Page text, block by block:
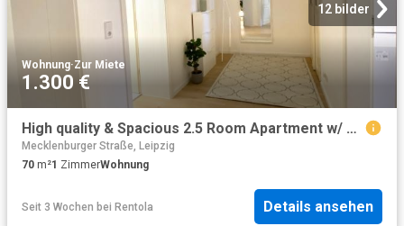
12 bilder
Wohnung·Zur Miete
1.300 €
High quality & Spacious 2.5 Room Apartment w/ Balcony – In Superior Location Near City, Culture & Nature, Leipzig Amsterdam Apartments for Rent
Mecklenburger Straße, Leipzig
70 m²1 ZimmerWohnung
Seit 3 Wochen bei Rentola Details ansehen